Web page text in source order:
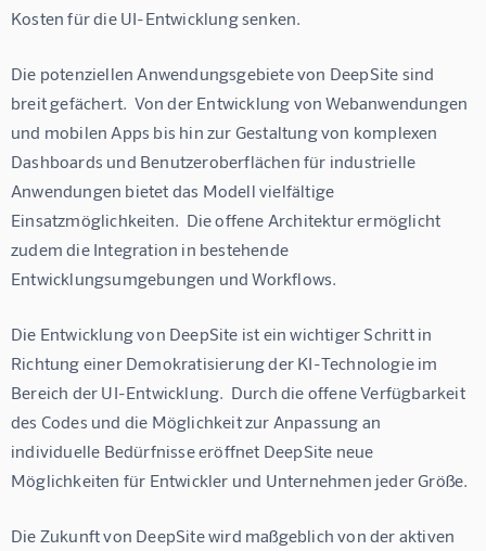
Kosten für die UI-Entwicklung senken.
Die potenziellen Anwendungsgebiete von DeepSite sind
breit gefächert.  Von der Entwicklung von Webanwendungen
und mobilen Apps bis hin zur Gestaltung von komplexen
Dashboards und Benutzeroberflächen für industrielle
Anwendungen bietet das Modell vielfältige
Einsatzmöglichkeiten.  Die offene Architektur ermöglicht
zudem die Integration in bestehende
Entwicklungsumgebungen und Workflows.
Die Entwicklung von DeepSite ist ein wichtiger Schritt in
Richtung einer Demokratisierung der KI-Technologie im
Bereich der UI-Entwicklung.  Durch die offene Verfügbarkeit
des Codes und die Möglichkeit zur Anpassung an
individuelle Bedürfnisse eröffnet DeepSite neue
Möglichkeiten für Entwickler und Unternehmen jeder Größe.
Die Zukunft von DeepSite wird maßgeblich von der aktiven